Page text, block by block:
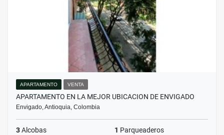
APARTAMENTO VENTA
APARTAMENTO EN LA MEJOR UBICACION DE ENVIGADO
Envigado, Antioquia, Colombia
3Alcobas 1 Parqueaderos